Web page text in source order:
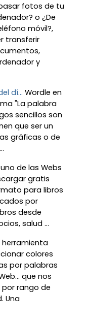
fotos de tu
o ¿De
móvil?,
transferir
y
dí... Wordle en
"La palabra
sencillos son
que ser un
gráficas o de
uno de las Webs
gratis
para libros
por
desde
salud ...
herramienta
colores
por palabras
que nos
rango de
Una